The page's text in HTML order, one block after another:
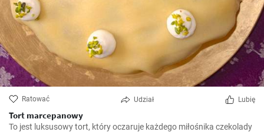
Ratować Udział Lubię
Tort marcepanowy
To jest luksusowy tort, który oczaruje każdego miłośnika czekolady